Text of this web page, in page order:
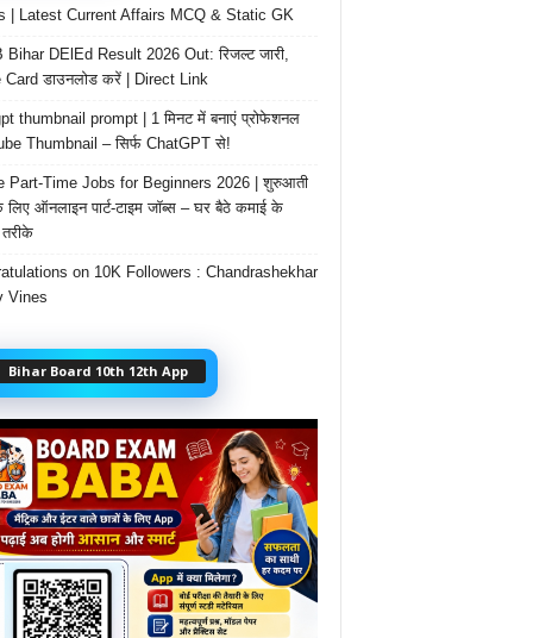
| Latest Current Affairs MCQ & Static GK
Bihar DElEd Result 2026 Out: रिजल्ट जारी,
Card डाउनलोड करें | Direct Link
thumbnail prompt | 1 मिनट में बनाएं प्रोफेशनल
Thumbnail – सिर्फ ChatGPT से!
Part-Time Jobs for Beginners 2026 | शुरुआती
लिए ऑनलाइन पार्ट-टाइम जॉब्स – घर बैठे कमाई के
on 10K Followers : Chandrashekhar
Vines
Bihar Board 10th 12th App